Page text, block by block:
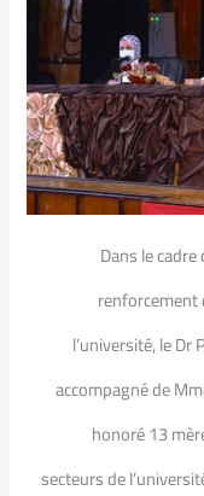
Dans le
renforcement
l’université, le
accompagné de
honoré 13
secteurs de